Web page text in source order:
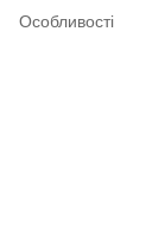
Особливості